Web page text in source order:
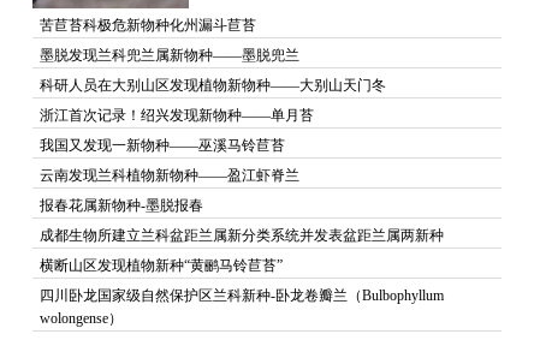
苦苣苔科极危新物种化州漏斗苣苔
墨脱发现兰科兜兰属新物种——墨脱兜兰
科研人员在大别山区发现植物新物种——大别山天门冬
浙江首次记录！绍兴发现新物种——单月苔
我国又发现一新物种——巫溪马铃苣苔
云南发现兰科植物新物种——盈江虾脊兰
报春花属新物种-墨脱报春
成都生物所建立兰科盆距兰属新分类系统并发表盆距兰属两新种
横断山区发现植物新种“黄鹂马铃苣苔”
四川卧龙国家级自然保护区兰科新种-卧龙卷瓣兰（Bulbophyllum
wolongense）